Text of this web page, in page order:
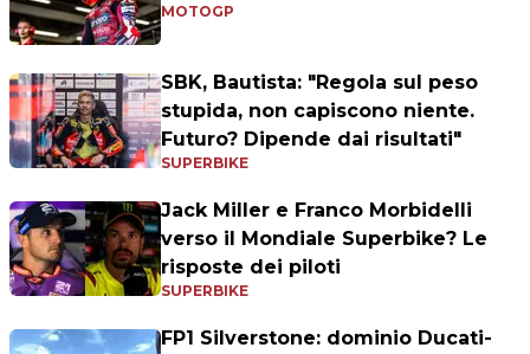
MOTOGP
SBK, Bautista: "Regola sul peso
stupida, non capiscono niente.
Futuro? Dipende dai risultati"
SUPERBIKE
Jack Miller e Franco Morbidelli
verso il Mondiale Superbike? Le
risposte dei piloti
SUPERBIKE
FP1 Silverstone: dominio Ducati-